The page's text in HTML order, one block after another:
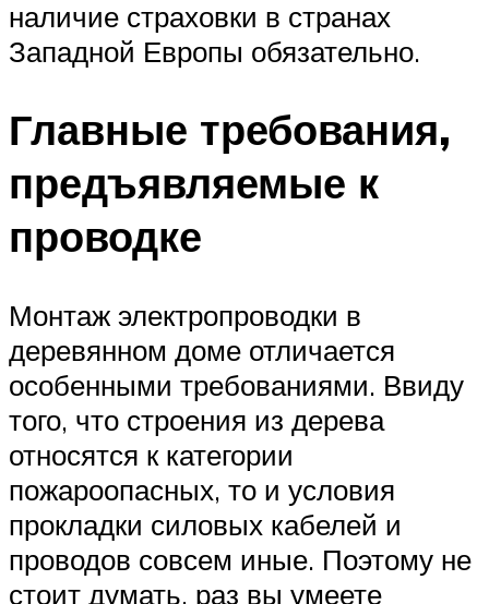
наличие страховки в странах
Западной Европы обязательно.
Главные требования,
предъявляемые к
проводке
Монтаж электропроводки в
деревянном доме отличается
особенными требованиями. Ввиду
того, что строения из дерева
относятся к категории
пожароопасных, то и условия
прокладки силовых кабелей и
проводов совсем иные. Поэтому не
стоит думать, раз вы умеете